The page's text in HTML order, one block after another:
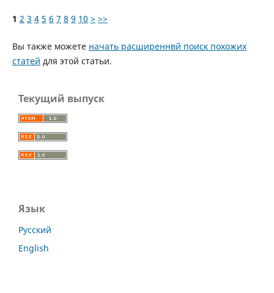
1 2 3 4 5 6 7 8 9 10 > >>
Вы также можете начать расширеннвй поиск похожих
статей для этой статьи.
Текущий выпуск
Язык
Русский
English